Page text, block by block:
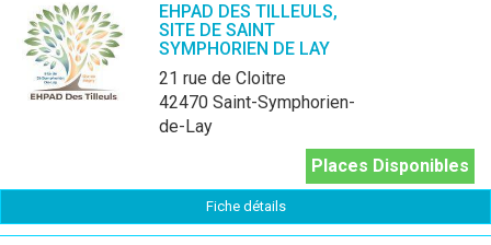
EHPAD DES TILLEULS,
SITE DE SAINT
SYMPHORIEN DE LAY
21 rue de Cloitre
42470 Saint-Symphorien-
de-Lay
Places Disponibles
Fiche détails